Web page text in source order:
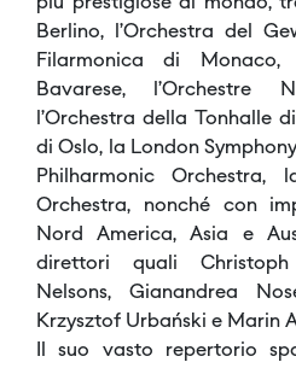
Berlino, l’Orchestra del
Filarmonica di Monaco,
Bavarese, l’Orchestre
l’Orchestra della Tonhalle
di Oslo, la London
Philharmonic Orchestra,
Orchestra, nonché con
Nord America, Asia e
direttori quali Christoph
Nelsons, Gianandrea
Krzysztof Urbański e Marin
Il suo vasto repertorio